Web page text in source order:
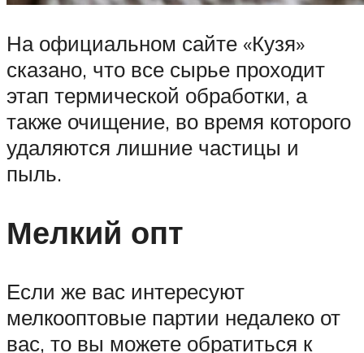
На официальном сайте «Кузя»
сказано, что все сырье проходит
этап термической обработки, а
также очищение, во время которого
удаляются лишние частицы и
пыль.
Мелкий опт
Если же вас интересуют
мелкооптовые партии недалеко от
вас, то вы можете обратиться к